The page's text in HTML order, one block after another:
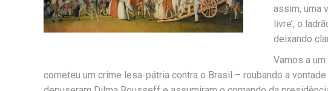
assim, uma
livre’, o
deixando
Vamos a
cometeu um crime lesa-pátria contra o Brasil – roubando a